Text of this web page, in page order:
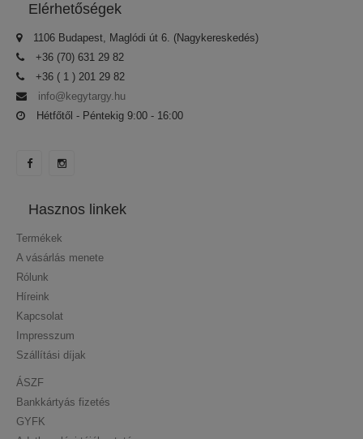
Elérhetőségek
1106 Budapest, Maglódi út 6. (Nagykereskedés)
+36 (70) 631 29 82
+36 ( 1 ) 201 29 82
info@kegytargy.hu
Hétfőtől - Péntekig 9:00 - 16:00
Hasznos linkek
Termékek
A vásárlás menete
Rólunk
Híreink
Kapcsolat
Impresszum
Szállítási díjak
ÁSZF
Bankkártyás fizetés
GYFK